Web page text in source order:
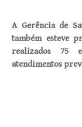
A Gerência de
também esteve
realizados 75
atendimentos